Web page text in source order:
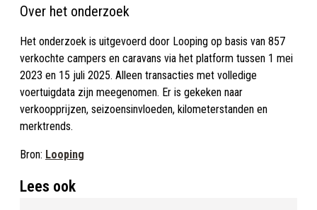
Over het onderzoek
Het onderzoek is uitgevoerd door Looping op basis van 857
verkochte campers en caravans via het platform tussen 1 mei
2023 en 15 juli 2025. Alleen transacties met volledige
voertuigdata zijn meegenomen. Er is gekeken naar
verkoopprijzen, seizoensinvloeden, kilometerstanden en
merktrends.
Bron: Looping
Lees ook